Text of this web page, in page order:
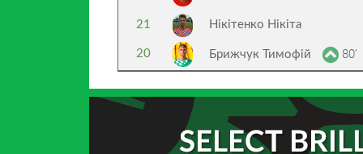
21 Нікітенко Нікіта
20 Брижчук Тимофій 80’